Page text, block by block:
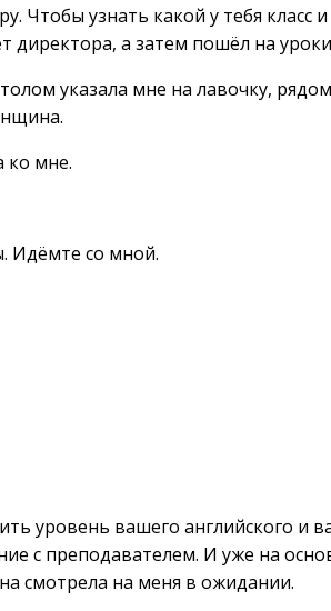
Чтобы узнать какой у тебя класс
директора, а затем пошёл на
указала мне на лавочку,
ко мне.
со мной.
уровень вашего английского и
с преподавателем. И уже на
смотрела на меня в ожидании.